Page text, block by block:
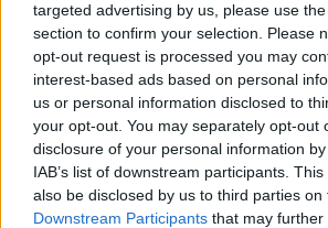
targeted advertising by us, please use
section to confirm your selection. Please
opt-out request is processed you may
interest-based ads based on personal
us or personal information disclosed to
your opt-out. You may separately opt-out
disclosure of your personal information
IAB’s list of downstream participants.
also be disclosed by us to third parties on
Downstream Participants that may